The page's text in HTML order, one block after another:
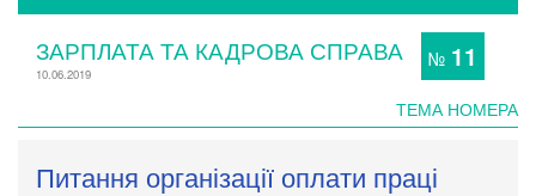
ЗАРПЛАТА ТА КАДРОВА СПРАВА
10.06.2019
№ 11
ТЕМА НОМЕРА
Питання організації оплати праці